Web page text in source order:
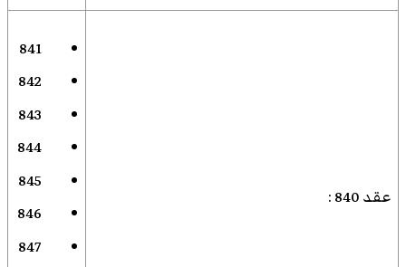
عقد 840 :
841
842
843
844
845
846
847